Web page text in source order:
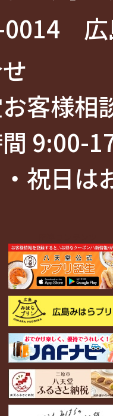
0014
客様
9:00-
祝日は